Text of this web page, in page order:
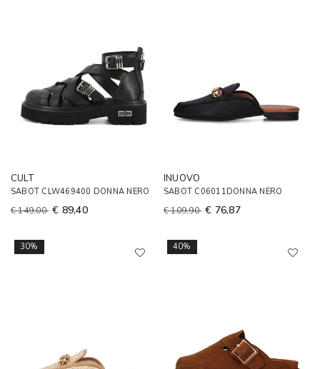
CULT
SABOT CLW469400 DONNA NERO
€ 149,00 € 89,40
INUOVO
SABOT C06011DONNA NERO
€ 109,90 € 76,87
30% 40%